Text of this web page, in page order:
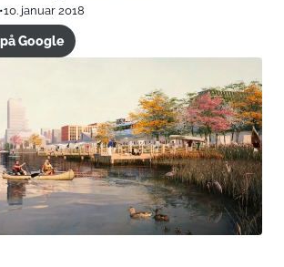
•10. januar 2018
Google